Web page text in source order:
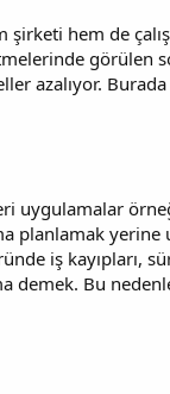
hem de
görülen
azalıyor.
uygulamalar
planlamak yerine
iş kayıpları,
demek. Bu